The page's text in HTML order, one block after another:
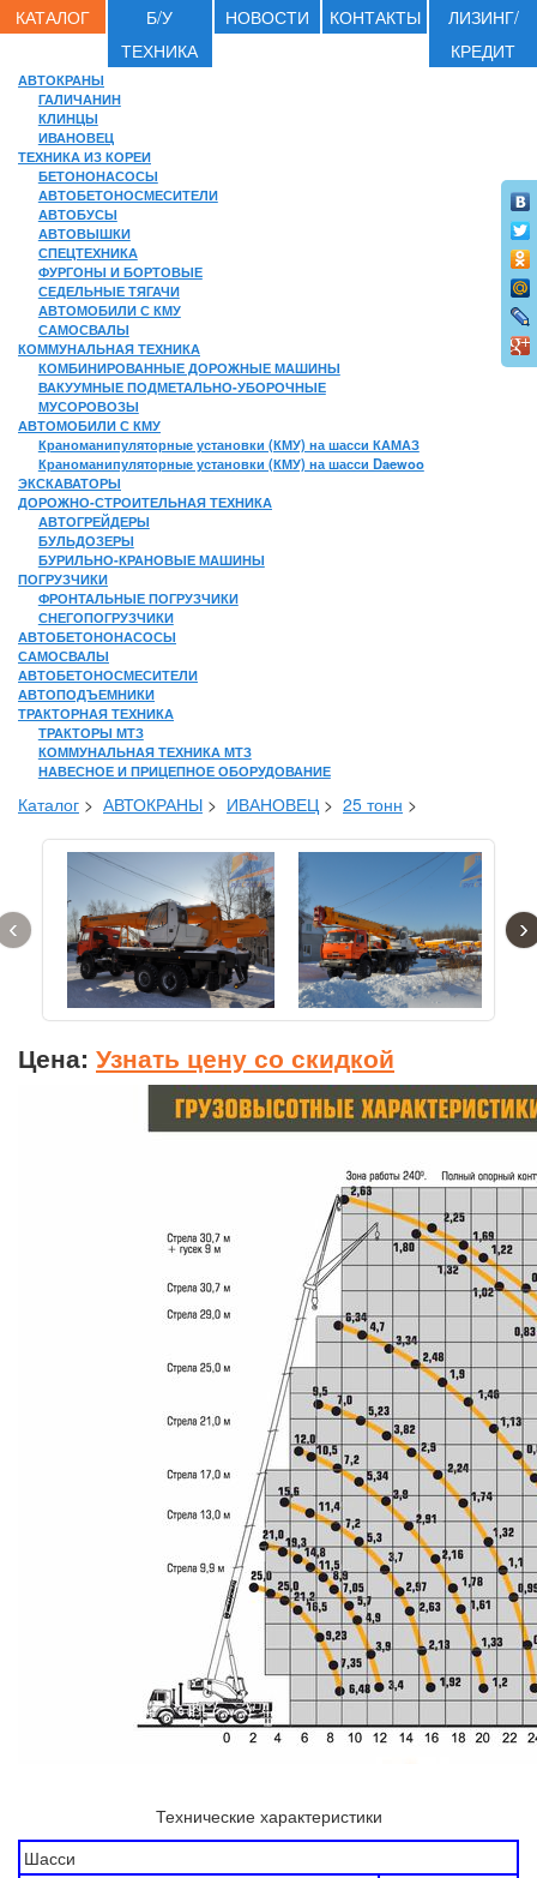
КАТАЛОГ
Б/У
ТЕХНИКА
НОВОСТИ КОНТАКТЫ
ЛИЗИНГ/
КРЕДИТ
АВТОКРАНЫ
ГАЛИЧАНИН
КЛИНЦЫ
ИВАНОВЕЦ
ТЕХНИКА ИЗ КОРЕИ
БЕТОНОНАСОСЫ
АВТОБЕТОНОСМЕСИТЕЛИ
АВТОБУСЫ
АВТОВЫШКИ
СПЕЦТЕХНИКА
ФУРГОНЫ И БОРТОВЫЕ
СЕДЕЛЬНЫЕ ТЯГАЧИ
АВТОМОБИЛИ С КМУ
САМОСВАЛЫ
КОММУНАЛЬНАЯ ТЕХНИКА
КОМБИНИРОВАННЫЕ ДОРОЖНЫЕ МАШИНЫ
ВАКУУМНЫЕ ПОДМЕТАЛЬНО-УБОРОЧНЫЕ
МУСОРОВОЗЫ
АВТОМОБИЛИ С КМУ
Краноманипуляторные установки (КМУ) на шасси КАМАЗ
Краноманипуляторные установки (КМУ) на шасси Daewoo
ЭКСКАВАТОРЫ
ДОРОЖНО-СТРОИТЕЛЬНАЯ ТЕХНИКА
АВТОГРЕЙДЕРЫ
БУЛЬДОЗЕРЫ
БУРИЛЬНО-КРАНОВЫЕ МАШИНЫ
ПОГРУЗЧИКИ
ФРОНТАЛЬНЫЕ ПОГРУЗЧИКИ
СНЕГОПОГРУЗЧИКИ
АВТОБЕТОНОНАСОСЫ
САМОСВАЛЫ
АВТОБЕТОНОСМЕСИТЕЛИ
АВТОПОДЪЕМНИКИ
ТРАКТОРНАЯ ТЕХНИКА
ТРАКТОРЫ МТЗ
КОММУНАЛЬНАЯ ТЕХНИКА МТЗ
НАВЕСНОЕ И ПРИЦЕПНОЕ ОБОРУДОВАНИЕ
Каталог > АВТОКРАНЫ > ИВАНОВЕЦ > 25 тонн >
‹ ›
Цена: Узнать цену со скидкой
Технические характеристики
Шасси